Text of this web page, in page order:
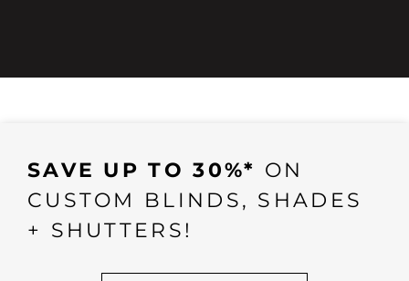
SAVE UP TO 30%* ON
CUSTOM BLINDS, SHADES
+ SHUTTERS!